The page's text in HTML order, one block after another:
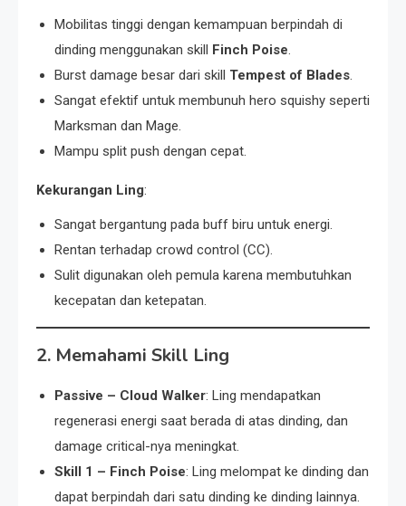
Mobilitas tinggi dengan kemampuan berpindah di
dinding menggunakan skill Finch Poise
Burst damage besar dari skill Tempest of Blades
Sangat efektif untuk membunuh hero squishy seperti
Marksman dan Mage.
Mampu split push dengan cepat.
Kekurangan Ling:
Sangat bergantung pada buff biru untuk energi.
Rentan terhadap crowd control (CC).
Sulit digunakan oleh pemula karena membutuhkan
kecepatan dan ketepatan.
2. Memahami Skill Ling
Passive – Cloud Walker: Ling mendapatkan
regenerasi energi saat berada di atas dinding, dan
damage critical-nya meningkat.
Skill 1 – Finch Poise: Ling melompat ke dinding dan
dapat berpindah dari satu dinding ke dinding lainnya.